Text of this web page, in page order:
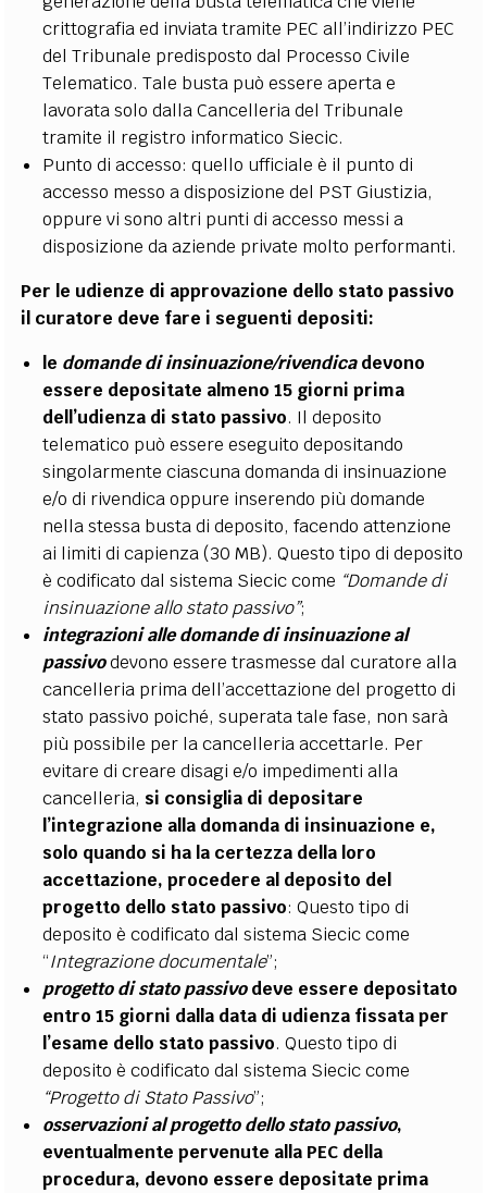
crittografia ed inviata tramite PEC all’indirizzo PEC
del Tribunale predisposto dal Processo Civile
Telematico. Tale busta può essere aperta e
lavorata solo dalla Cancelleria del Tribunale
tramite il registro informatico Siecic.
Punto di accesso: quello ufficiale è il punto di
accesso messo a disposizione del PST Giustizia,
oppure vi sono altri punti di accesso messi a
disposizione da aziende private molto performanti.
Per le udienze di approvazione dello stato passivo
il curatore deve fare i seguenti depositi:
le domande di insinuazione/rivendicadevono
essere depositate almeno 15 giorni prima
dell’udienza di stato passivo. Il deposito
telematico può essere eseguito depositando
singolarmente ciascuna domanda di insinuazione
e/o di rivendica oppure inserendo più domande
nella stessa busta di deposito, facendo attenzione
ai limiti di capienza (30 MB). Questo tipo di deposito
è codificato dal sistema Siecic come “Domande di
insinuazione allo stato passivo”;
integrazioni alle domande di insinuazione al
passivodevono essere trasmesse dal curatore alla
cancelleria prima dell’accettazione del progetto di
stato passivo poiché, superata tale fase, non sarà
più possibile per la cancelleria accettarle. Per
evitare di creare disagi e/o impedimenti alla
cancelleria, si consiglia di depositare
l’integrazione alla domanda di insinuazione e,
solo quando si ha la certezza della loro
accettazione, procedere al deposito del
progetto dello stato passivo: Questo tipo di
deposito è codificato dal sistema Siecic come
“Integrazione documentale”;
progetto di stato passivodeve essere depositato
entro 15 giorni dalla data di udienza fissata per
l’esame dello stato passivo. Questo tipo di
deposito è codificato dal sistema Siecic come
“Progetto di Stato Passivo”;
osservazioni al progetto dello stato passivo,
eventualmente pervenute alla PEC della
procedura, devono essere depositate prima